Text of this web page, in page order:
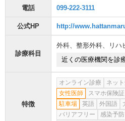
電話 099-222-3111
公式HP http://
診療科目
外科、 整形外科、
リハ
近くの医療機関を診
特徴
オンライン診療 ネッ
女性医師
スマホ保険証
駐車場
英語 外国語
バリアフリー
感染予防